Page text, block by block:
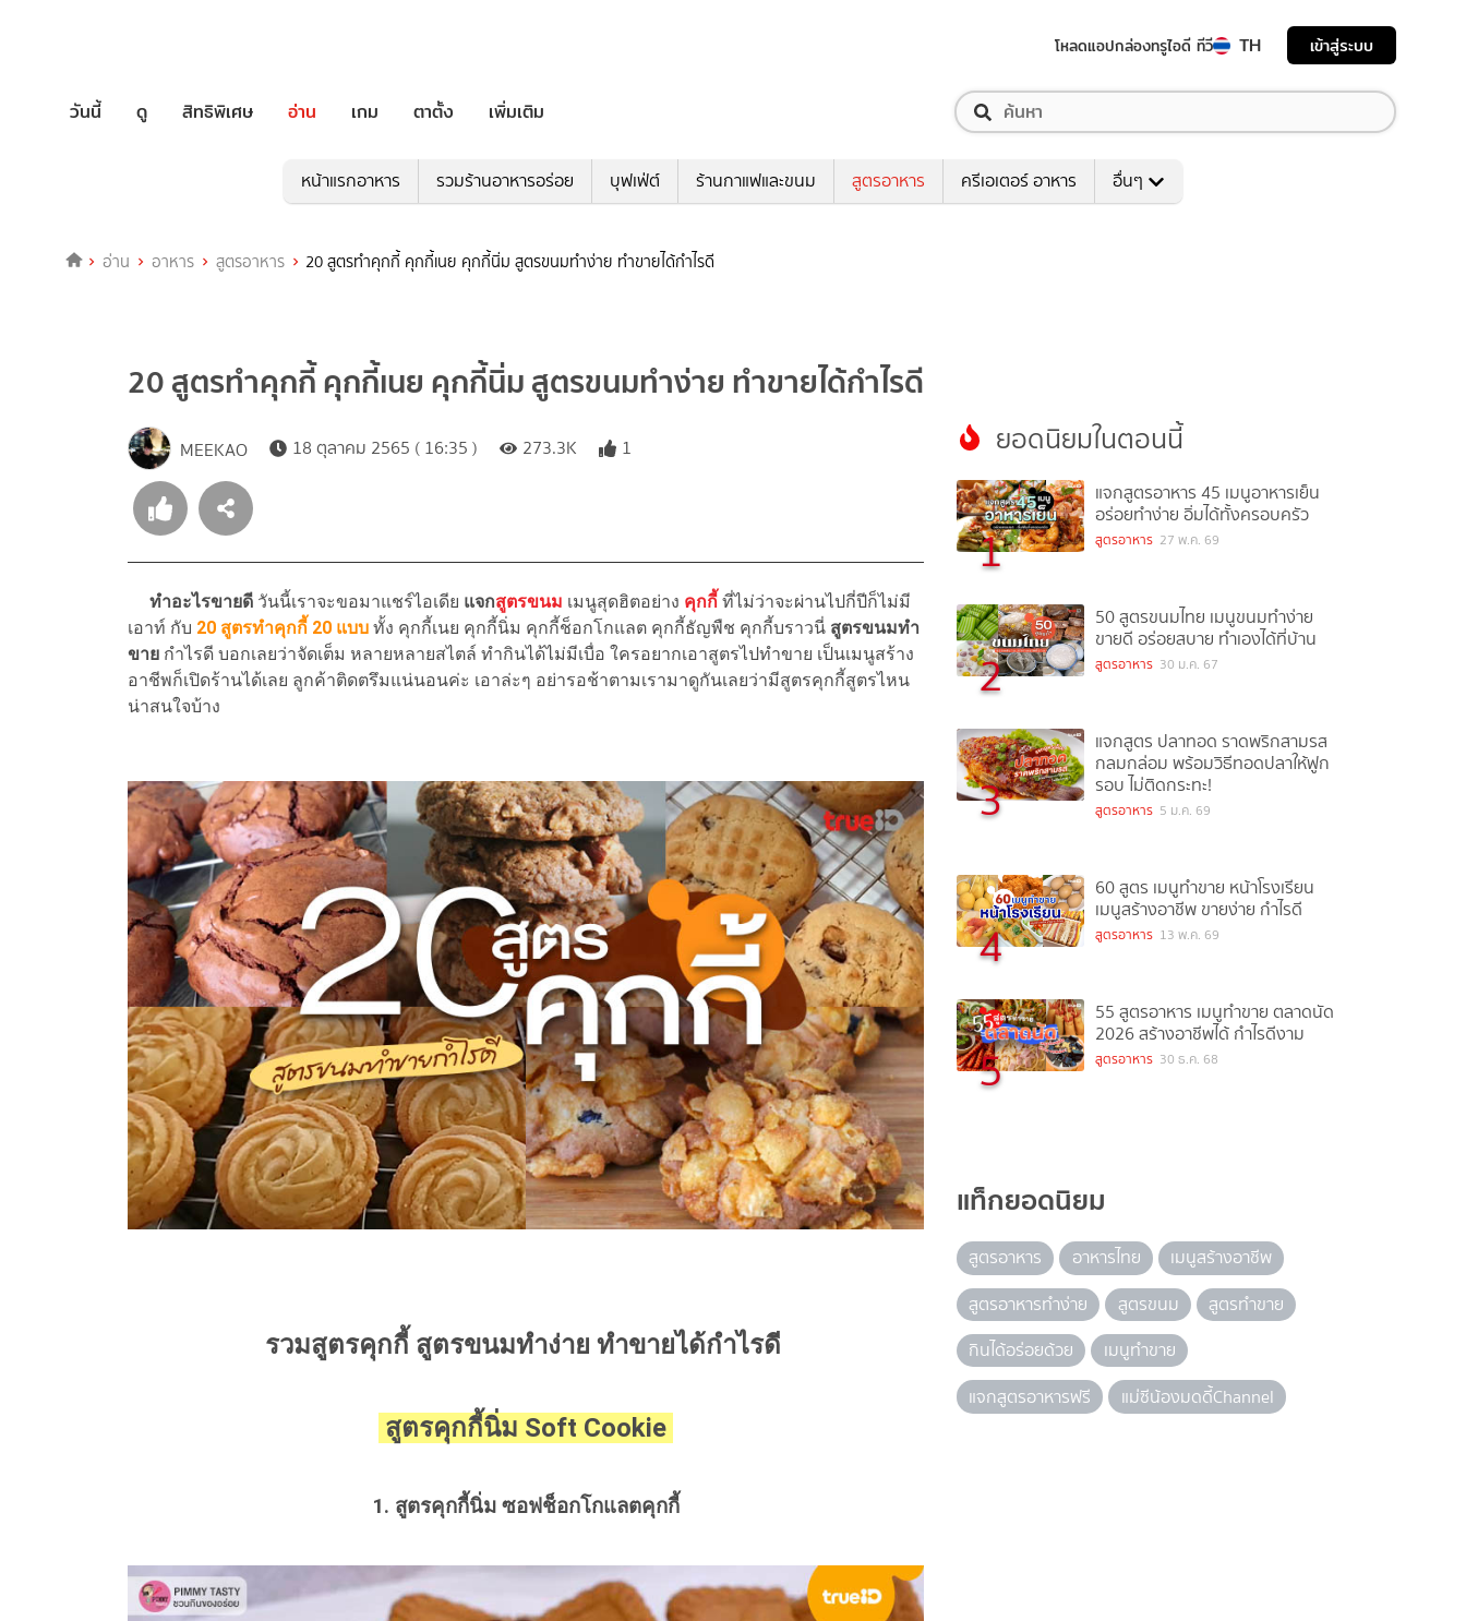
โหลดแอปกล่องทรูไอดี ทีวี TH เข้าสู่ระบบ
วันนี้ ดู สิทธิพิเศษ อ่าน เกม ตาตั้ง เพิ่มเติม
หน้าแรกอาหาร รวมร้านอาหารอร่อย บุฟเฟ่ต์ ร้านกาแฟและขนม สูตรอาหาร ครีเอเตอร์ อาหาร อื่นๆ
อ่าน อาหาร สูตรอาหาร 20 สูตรทำคุกกี้ คุกกี้เนย คุกกี้นิ่ม สูตรขนมทำง่าย ทำขายได้กำไรดี
20 สูตรทำคุกกี้ คุกกี้เนย คุกกี้นิ่ม สูตรขนมทำง่าย ทำขายได้กำไรดี
MEEKAO 18 ตุลาคม 2565 ( 16:35 ) 273.3K 1
ทำอะไรขายดี วันนี้เราจะขอมาแชร์ไอเดีย แจกสูตรขนม เมนูสุดฮิตอย่าง คุกกี้ ที่ไม่ว่าจะผ่านไปกี่ปีก็ไม่มี
เอาท์ กับ 20 สูตรทำคุกกี้ 20 แบบ ทั้ง คุกกี้เนย คุกกี้นิ่ม คุกกี้ช็อกโกแลต คุกกี้ธัญพืช คุกกี้บราวนี่ สูตรขนมทำ
ขาย กำไรดี บอกเลยว่าจัดเต็ม หลายหลายสไตล์ ทำกินได้ไม่มีเบื่อ ใครอยากเอาสูตรไปทำขาย เป็นเมนูสร้าง
อาชีพก็เปิดร้านได้เลย ลูกค้าติดตรึมแน่นอนค่ะ เอาล่ะๆ อย่ารอช้าตามเรามาดูกันเลยว่ามีสูตรคุกกี้สูตรไหน
น่าสนใจบ้าง
รวมสูตรคุกกี้ สูตรขนมทำง่าย ทำขายได้กำไรดี
สูตรคุกกี้นิ่ม Soft Cookie
1. สูตรคุกกี้นิ่ม ซอฟช็อกโกแลตคุกกี้
ยอดนิยมในตอนนี้
1
แจกสูตรอาหาร 45 เมนูอาหารเย็น
อร่อยทำง่าย อิ่มได้ทั้งครอบครัว
สูตรอาหาร 27 พ.ค. 69
2
50 สูตรขนมไทย เมนูขนมทำง่าย
ขายดี อร่อยสบาย ทำเองได้ที่บ้าน
สูตรอาหาร 30 ม.ค. 67
3
แจกสูตร ปลาทอด ราดพริกสามรส
กลมกล่อม พร้อมวิธีทอดปลาให้ฟูก
รอบ ไม่ติดกระทะ!
สูตรอาหาร 5 ม.ค. 69
4
60 สูตร เมนูทำขาย หน้าโรงเรียน
เมนูสร้างอาชีพ ขายง่าย กำไรดี
สูตรอาหาร 13 พ.ค. 69
5
55 สูตรอาหาร เมนูทำขาย ตลาดนัด
2026 สร้างอาชีพได้ กำไรดีงาม
สูตรอาหาร 30 ธ.ค. 68
แท็กยอดนิยม
สูตรอาหาร อาหารไทย
เมนูสร้างอาชีพ
สูตรอาหารทำง่าย
สูตรขนม
สูตรทำขาย
กินได้อร่อยด้วย
เมนูทำขาย
แจกสูตรอาหารฟรี
แม่ซีน้องมดดี้Channel